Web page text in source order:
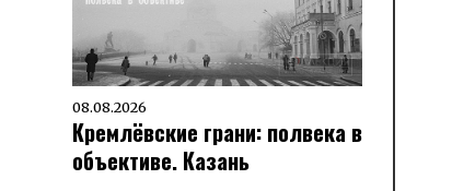
08.08.2026
Кремлёвские грани: полвека в
объективе. Казань